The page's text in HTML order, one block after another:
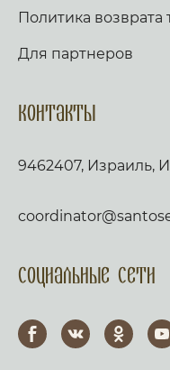
Политика возврата
Для партнеров
Контакты
9462407, Израиль,
Социальные сети